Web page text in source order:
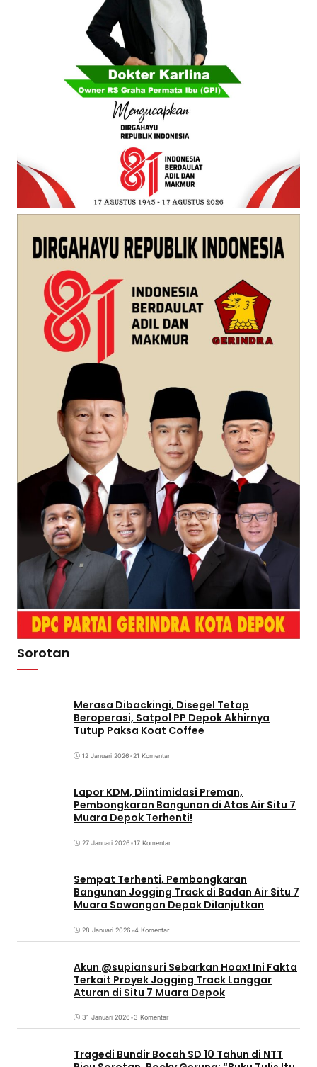
Sorotan
Merasa Dibackingi, Disegel Tetap
Beroperasi, Satpol PP Depok Akhirnya
Tutup Paksa Koat Coffee
12 Januari 2026•21 Komentar
Lapor KDM, Diintimidasi Preman,
Pembongkaran Bangunan di Atas Air Situ 7
Muara Depok Terhenti!
27 Januari 2026•17 Komentar
Sempat Terhenti, Pembongkaran
Bangunan Jogging Track di Badan Air Situ 7
Muara Sawangan Depok Dilanjutkan
28 Januari 2026•4 Komentar
Akun @supiansuri Sebarkan Hoax! Ini Fakta
Terkait Proyek Jogging Track Langgar
Aturan di Situ 7 Muara Depok
31 Januari 2026•3 Komentar
Tragedi Bundir Bocah SD 10 Tahun di NTT